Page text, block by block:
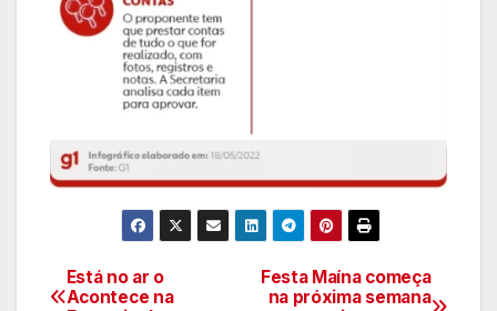
Navegação
Festa Maína começa
na próxima semana
Está no ar o
Acontece na